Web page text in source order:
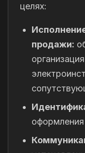
целях:
продажи:
оформления